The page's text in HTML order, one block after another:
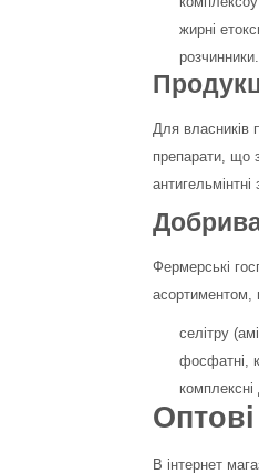
жирні
розчинники.
Для власників
препарати, що
Фермерські
асортиментом,
селітру
фосфатні,
Оптові
В інтернет